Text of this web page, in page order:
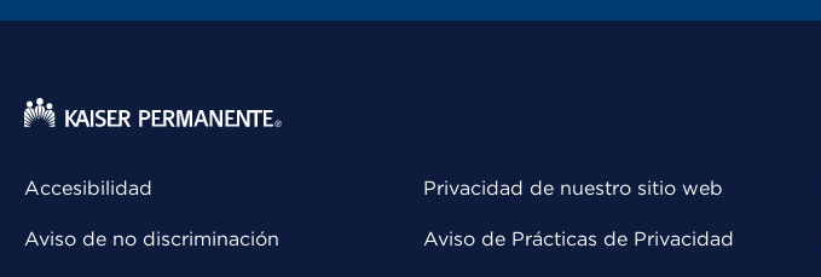
Accesibilidad
Aviso de no discriminación
Privacidad de nuestro sitio web
Aviso de Prácticas de Privacidad